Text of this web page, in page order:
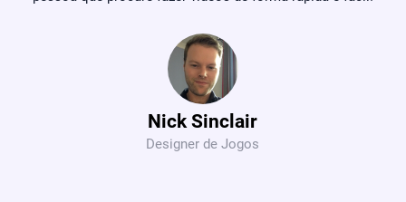
Nick Sinclair
Designer de Jogos